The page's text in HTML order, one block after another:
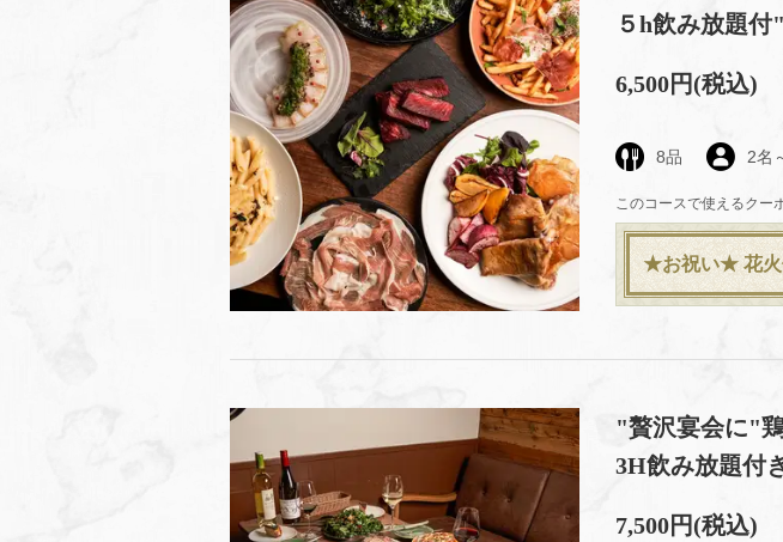
５h飲み放題
6,500円(税込)
8品 2名
このコースで使えるクー
★お祝い★ 花火
"贅沢宴会に"
3H飲み放題付
7,500円(税込)